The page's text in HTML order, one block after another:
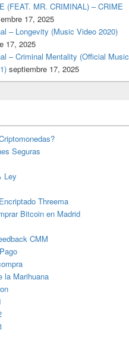
(FEAT. MR. CRIMINAL) – CRIME
17, 2025
– Longevity (Music Video 2020)
17, 2025
– Criminal Mentality (Official Music
septiembre 17, 2025
Seguras
Ley
Threema
Bitcoin en Madrid
CMM
la Marihuana